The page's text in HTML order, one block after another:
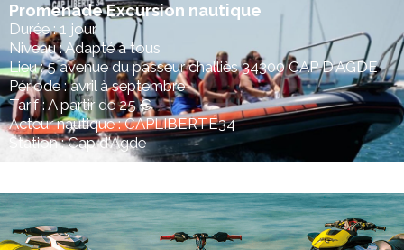
Promenade Excursion nautique
Durée : 1 jour
Niveau : Adapté à tous
Lieu : 5 avenue du passeur challiès 34300 CAP D'AGDE
Période : avril à septembre
Tarif : A partir de 25 €
Acteur nautique : CAPLIBERTÉ34
Station : Cap d'Agde